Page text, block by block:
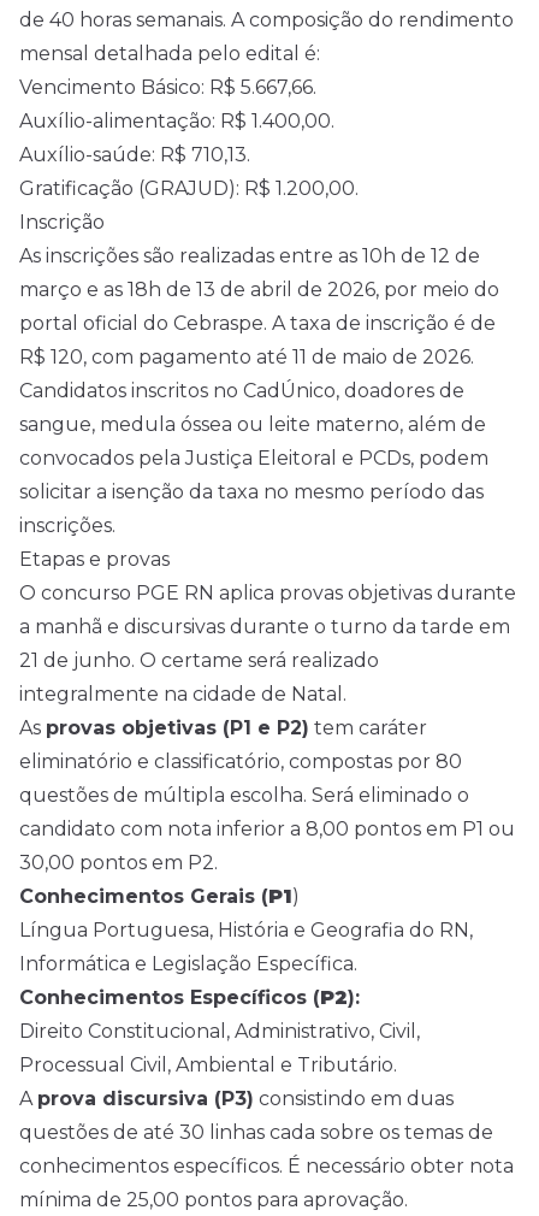
de 40 horas semanais. A composição do rendimento
mensal detalhada pelo edital é:
Vencimento Básico: R$ 5.667,66.
Auxílio-alimentação: R$ 1.400,00.
Auxílio-saúde: R$ 710,13.
Gratificação (GRAJUD): R$ 1.200,00.
Inscrição
As inscrições são realizadas entre as 10h de 12 de
março e as 18h de 13 de abril de 2026, por meio do
portal oficial do Cebraspe. A taxa de inscrição é de
R$ 120, com pagamento até 11 de maio de 2026.
Candidatos inscritos no CadÚnico, doadores de
sangue, medula óssea ou leite materno, além de
convocados pela Justiça Eleitoral e PCDs, podem
solicitar a isenção da taxa no mesmo período das
inscrições.
Etapas e provas
O concurso PGE RN aplica provas objetivas durante
a manhã e discursivas durante o turno da tarde em
21 de junho. O certame será realizado
integralmente na cidade de Natal.
As provas objetivas (P1 e P2) tem caráter
eliminatório e classificatório, compostas por 80
questões de múltipla escolha. Será eliminado o
candidato com nota inferior a 8,00 pontos em P1 ou
30,00 pontos em P2.
Conhecimentos Gerais (P1)
Língua Portuguesa, História e Geografia do RN,
Informática e Legislação Específica.
Conhecimentos Específicos (P2):
Direito Constitucional, Administrativo, Civil,
Processual Civil, Ambiental e Tributário.
A prova discursiva (P3) consistindo em duas
questões de até 30 linhas cada sobre os temas de
conhecimentos específicos. É necessário obter nota
mínima de 25,00 pontos para aprovação.